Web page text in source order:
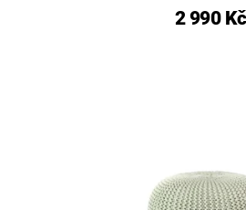
2 990 Kč